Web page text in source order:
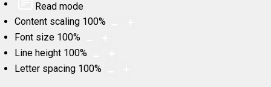
Read mode
Content scaling 100%
Font size 100%
Line height 100%
Letter spacing 100%